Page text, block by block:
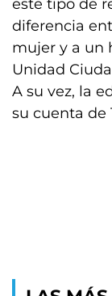
este tipo de
diferencia
mujer y a un
Unidad
A su vez, la
su cuenta de